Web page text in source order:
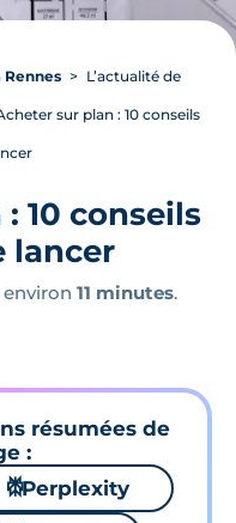
Rennes L’actualité de
sur plan : 10 conseils
10 conseils
lancer
11 minutes.
résumées de
:
⚙Perplexity